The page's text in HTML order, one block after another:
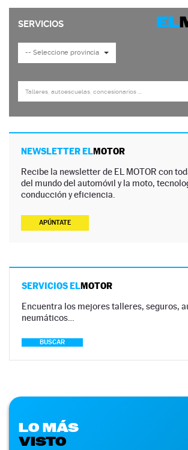
NEWSLETTER ELMOTOR
Recibe la newsletter de EL MOTOR con
del mundo del automóvil y la moto,
conducción y eficiencia.
APÚNTATE
SERVICIOS ELMOTOR
Encuentra los mejores talleres, seguros,
neumáticos…
BUSCAR
LO MÁS
VISTO